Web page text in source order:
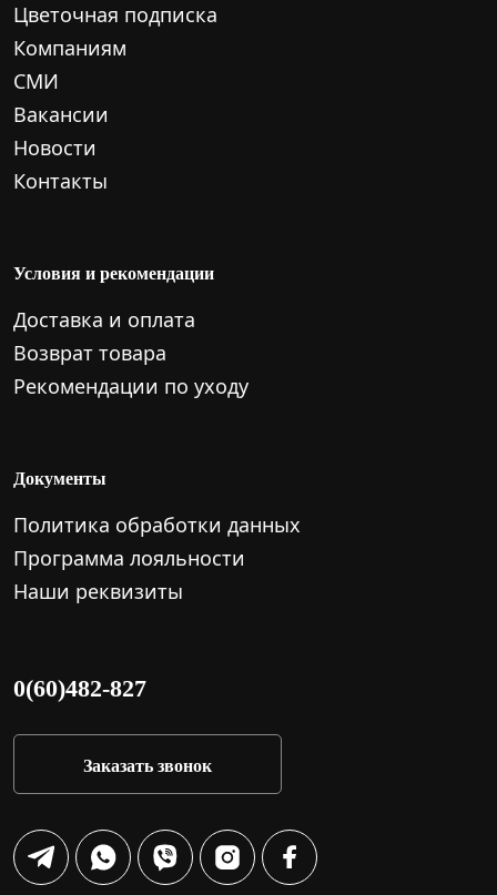
Цветочная подписка
Компаниям
СМИ
Вакансии
Новости
Контакты
Условия и рекомендации
Доставка и оплата
Возврат товара
Рекомендации по уходу
Документы
Политика обработки данных
Программа лояльности
Наши реквизиты
0(60)482-827
Заказать звонок